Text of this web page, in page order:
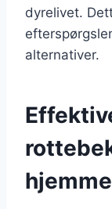
dyrelivet.
alternativer.